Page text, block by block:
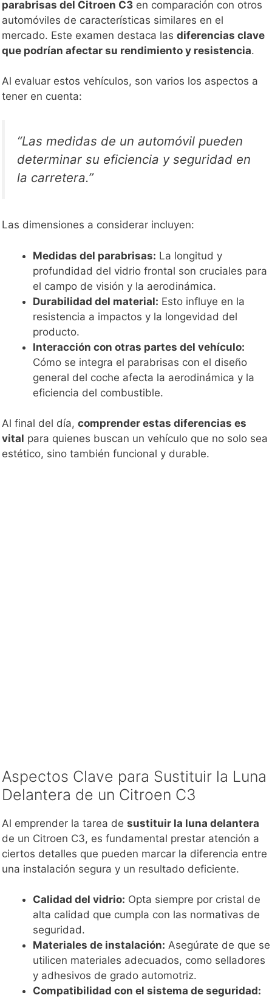
parabrisas del Citroen C3 en comparación con otros
automóviles de características similares en el
mercado. Este examen destaca las diferencias clave
que podrían afectar su rendimiento y resistencia.
Al evaluar estos vehículos, son varios los aspectos a
tener en cuenta:
“Las medidas de un automóvil pueden
determinar su eficiencia y seguridad en
la carretera.”
Las dimensiones a considerar incluyen:
Medidas del parabrisas: La longitud y
profundidad del vidrio frontal son cruciales para
el campo de visión y la aerodinámica.
Durabilidad del material: Esto influye en la
resistencia a impactos y la longevidad del
producto.
Interacción con otras partes del vehículo:
Cómo se integra el parabrisas con el diseño
general del coche afecta la aerodinámica y la
eficiencia del combustible.
Al final del día, comprender estas diferencias es
vital para quienes buscan un vehículo que no solo sea
estético, sino también funcional y durable.
Aspectos Clave para Sustituir la Luna
Delantera de un Citroen C3
Al emprender la tarea de sustituir la luna delantera
de un Citroen C3, es fundamental prestar atención a
ciertos detalles que pueden marcar la diferencia entre
una instalación segura y un resultado deficiente.
Calidad del vidrio: Opta siempre por cristal de
alta calidad que cumpla con las normativas de
seguridad.
Materiales de instalación: Asegúrate de que se
utilicen materiales adecuados, como selladores
y adhesivos de grado automotriz.
Compatibilidad con el sistema de seguridad: